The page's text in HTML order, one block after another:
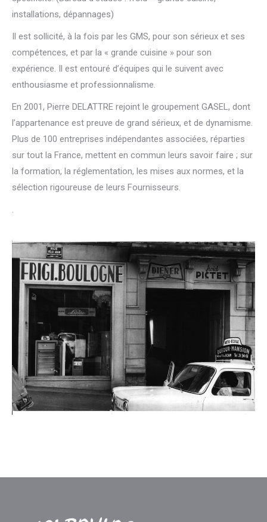
installations, dépannages)
Il est sollicité, à la fois par les GMS, pour son sérieux et ses
compétences, et par la « grande cuisine » pour son
expérience. Il est entouré d’équipes qui le suivent avec
enthousiasme et professionnalisme.
En 2001, Pierre DELATTRE rejoint le groupement GASEL, dont
l’appartenance est preuve de grand sérieux, et de dynamisme.
Plus de 100 entreprises indépendantes associées, réparties
sur tout la France, mettent en commun leurs savoir faire ; sur
la formation, la réglementation, les mises aux normes, et la
sélection rigoureuse de leurs Fournisseurs.
.